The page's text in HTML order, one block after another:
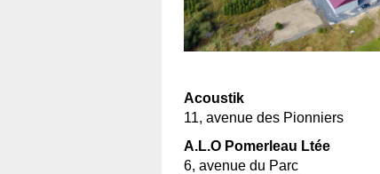
Acoustik
11, avenue des Pionniers
A.L.O Pomerleau Ltée
6, avenue du Parc